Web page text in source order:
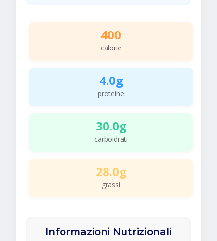
400
calorie
4.0g
proteine
30.0g
carboidrati
28.0g
grassi
Informazioni Nutrizionali